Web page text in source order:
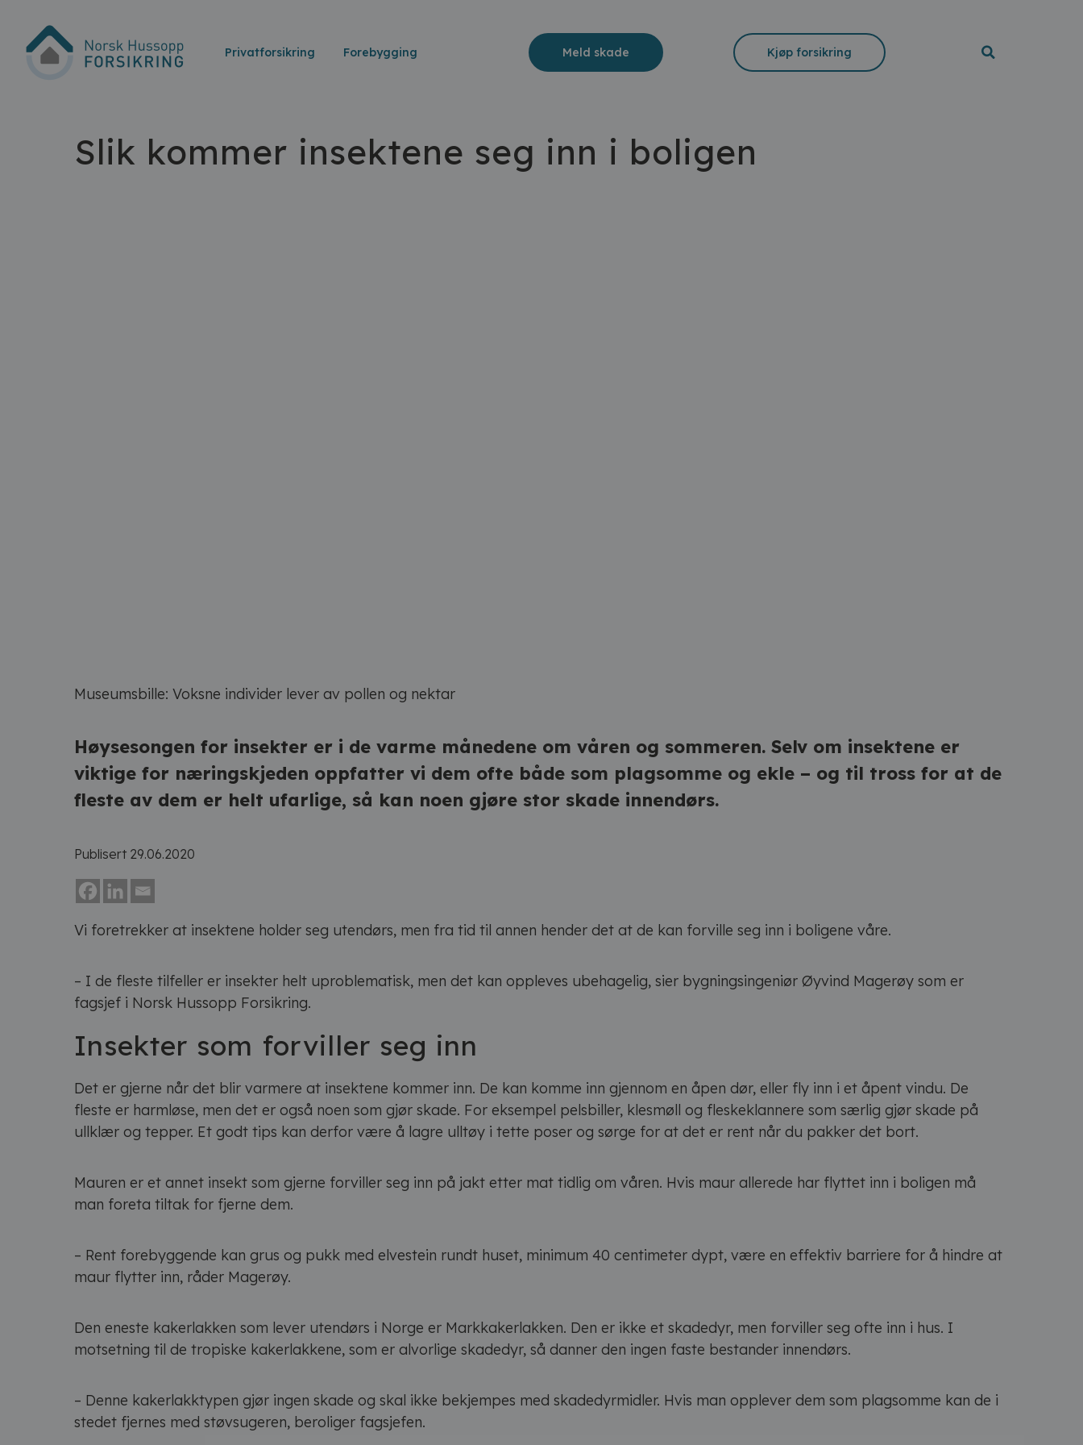
Privatforsikring Forebygging Meld skade Kjøp forsikring
Slik kommer insektene seg inn i boligen
Museumsbille: Voksne individer lever av pollen og nektar
Høysesongen for insekter er i de varme månedene om våren og sommeren. Selv om insektene er
viktige for næringskjeden oppfatter vi dem ofte både som plagsomme og ekle – og til tross for at de
fleste av dem er helt ufarlige, så kan noen gjøre stor skade innendørs.
Publisert 29.06.2020
Vi foretrekker at insektene holder seg utendørs, men fra tid til annen hender det at de kan forville seg inn i boligene våre.
– I de fleste tilfeller er insekter helt uproblematisk, men det kan oppleves ubehagelig, sier bygningsingeniør Øyvind Magerøy som er
fagsjef i Norsk Hussopp Forsikring.
Insekter som forviller seg inn
Det er gjerne når det blir varmere at insektene kommer inn. De kan komme inn gjennom en åpen dør, eller fly inn i et åpent vindu. De
fleste er harmløse, men det er også noen som gjør skade. For eksempel pelsbiller, klesmøll og fleskeklannere som særlig gjør skade på
ullklær og tepper. Et godt tips kan derfor være å lagre ulltøy i tette poser og sørge for at det er rent når du pakker det bort.
Mauren er et annet insekt som gjerne forviller seg inn på jakt etter mat tidlig om våren. Hvis maur allerede har flyttet inn i boligen må
man foreta tiltak for fjerne dem.
– Rent forebyggende kan grus og pukk med elvestein rundt huset, minimum 40 centimeter dypt, være en effektiv barriere for å hindre at
maur flytter inn, råder Magerøy.
Den eneste kakerlakken som lever utendørs i Norge er Markkakerlakken. Den er ikke et skadedyr, men forviller seg ofte inn i hus. I
motsetning til de tropiske kakerlakkene, som er alvorlige skadedyr, så danner den ingen faste bestander innendørs.
– Denne kakerlakktypen gjør ingen skade og skal ikke bekjempes med skadedyrmidler. Hvis man opplever dem som plagsomme kan de i
stedet fjernes med støvsugeren, beroliger fagsjefen.